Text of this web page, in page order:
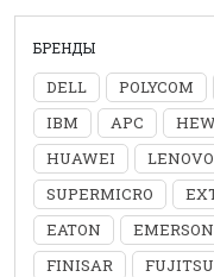
БРЕНДЫ
DELL POLYCOM
IBM
APC
HUAWEI
LENOVO
SUPERMICRO
EATON
EMERSON
FINISAR
FUJITSU